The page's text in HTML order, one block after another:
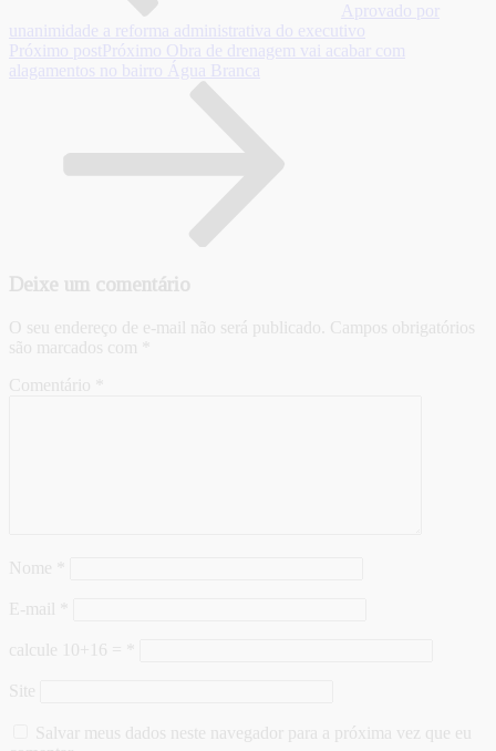
Aprovado por
unanimidade a reforma administrativa do executivo
Próximo post Próximo Obra de drenagem vai acabar com
alagamentos no bairro Água Branca
Deixe um comentário
O seu endereço de e-mail não será publicado. Campos obrigatórios
são marcados com
Comentário
Nome
E-mail
calcule 10+16 =
Site
Salvar meus dados neste navegador para a próxima vez que eu